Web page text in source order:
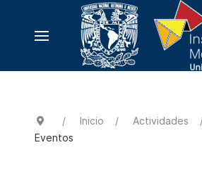
Inicio Actividades
Eventos